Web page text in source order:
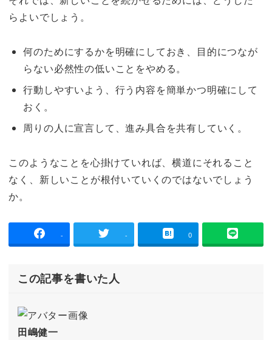
らよいでしょう。
何のためにするかを明確にしておき、目的につなが
らない必然性の低いことをやめる。
行動しやすいよう、行う内容を簡単かつ明確にして
おく。
周りの人に宣言して、進み具合を共有していく。
このようなことを心掛けていれば、横道にそれること
なく、新しいことが根付いていくのではないでしょう
か。
- - 0
この記事を書いた人
田嶋健一